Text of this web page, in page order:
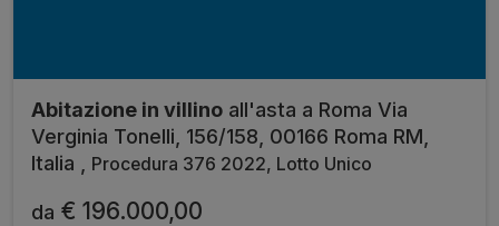
Abitazione in villino all'asta a Roma Via
Verginia Tonelli, 156/158, 00166 Roma RM,
Italia ,
Procedura 376 2022, Lotto Unico
da € 196.000,00